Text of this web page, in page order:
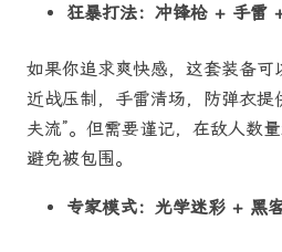
狂暴打法：冲锋枪 + 手雷
如果你追求爽快感，这套装备可
近战压制，手雷清场，防弹衣提
夫流”。但需要谨记，在敌人数
避免被包围。
专家模式：光学迷彩 + 黑